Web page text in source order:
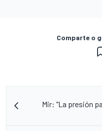
Comparte o
Mir: "La presión